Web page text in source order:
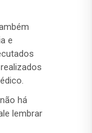
e
há
lembrar